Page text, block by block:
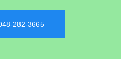
282-3665